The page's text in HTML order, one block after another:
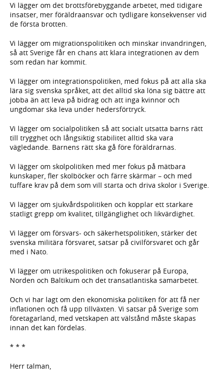
Vi lägger om det brottsförebyggande arbetet, med tidigare
insatser, mer föräldraansvar och tydligare konsekvenser vid
de första brotten.
Vi lägger om migrationspolitiken och minskar invandringen,
så att Sverige får en chans att klara integrationen av dem
som redan har kommit.
Vi lägger om integrationspolitiken, med fokus på att alla ska
lära sig svenska språket, att det alltid ska löna sig bättre att
jobba än att leva på bidrag och att inga kvinnor och
ungdomar ska leva under hedersförtryck.
Vi lägger om socialpolitiken så att socialt utsatta barns rätt
till trygghet och långsiktig stabilitet alltid ska vara
vägledande. Barnens rätt ska gå före föräldrarnas.
Vi lägger om skolpolitiken med mer fokus på mätbara
kunskaper, fler skolböcker och färre skärmar – och med
tuffare krav på dem som vill starta och driva skolor i Sverige.
Vi lägger om sjukvårdspolitiken och kopplar ett starkare
statligt grepp om kvalitet, tillgänglighet och likvärdighet.
Vi lägger om försvars- och säkerhetspolitiken, stärker det
svenska militära försvaret, satsar på civilförsvaret och går
med i Nato.
Vi lägger om utrikespolitiken och fokuserar på Europa,
Norden och Baltikum och det transatlantiska samarbetet.
Och vi har lagt om den ekonomiska politiken för att få ner
inflationen och få upp tillväxten. Vi satsar på Sverige som
företagarland, med vetskapen att välstånd måste skapas
innan det kan fördelas.
* * *
Herr talman,